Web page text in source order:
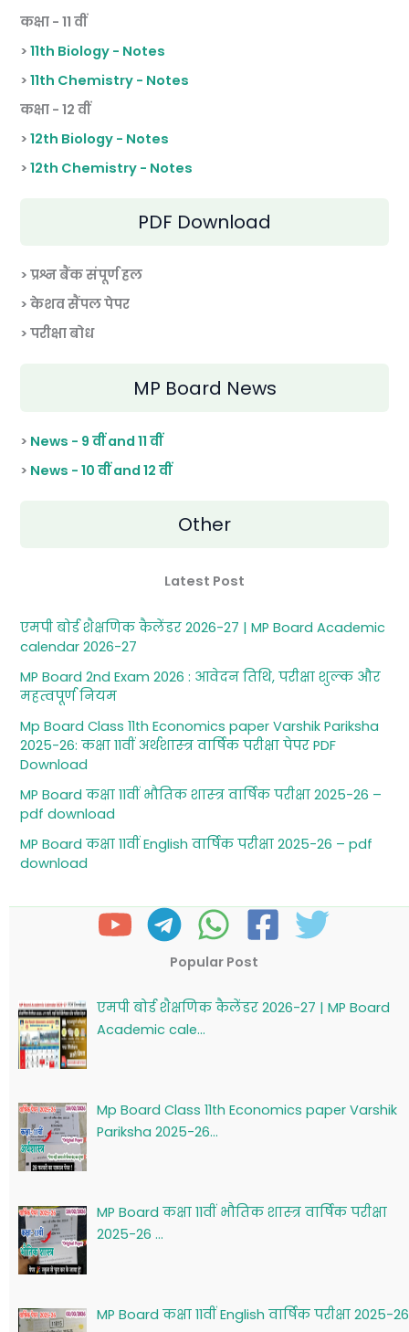
कक्षा - 11 वीं
>11th Biology - Notes
>11th Chemistry - Notes
कक्षा - 12 वीं
>12th Biology - Notes
>12th Chemistry - Notes
PDF Download
> प्रश्न बैंक संपूर्ण हल
> केशव सैंपल पेपर
> परीक्षा बोध
MP Board News
> News - 9 वीं and 11 वीं
> News - 10 वीं and 12 वीं
Other
Latest Post
एमपी बोर्ड शैक्षणिक कैलेंडर 2026-27 | MP Board Academic
calendar 2026-27
MP Board 2nd Exam 2026 : आवेदन तिथि, परीक्षा शुल्‍क और
महत्‍वपूर्ण नियम
Mp Board Class 11th Economics paper Varshik Pariksha
2025-26: कक्षा 11वीं अर्थशास्‍त्र वार्षिक परीक्षा पेपर PDF
Download
MP Board कक्षा 11वीं भौतिक शास्‍त्र वार्षिक परीक्षा 2025-26 –
pdf download
MP Board कक्षा 11वीं English वार्षिक परीक्षा 2025-26 – pdf
download
Popular Post
एमपी बोर्ड शैक्षणिक कैलेंडर 2026-27 | MP Board
Academic cale…
Mp Board Class 11th Economics paper Varshik
Pariksha 2025-26…
MP Board कक्षा 11वीं भौतिक शास्‍त्र वार्षिक परीक्षा
2025-26 …
MP Board कक्षा 11वीं English वार्षिक परीक्षा 2025-26